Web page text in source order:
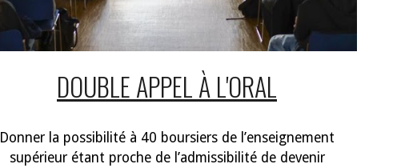
DOUBLE APPEL À L'ORAL
Donner la possibilité à 40 boursiers de l’enseignement
supérieur étant proche de l’admissibilité de devenir